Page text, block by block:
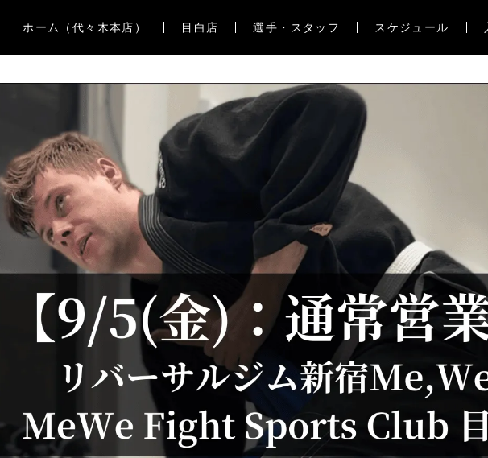
ホーム（代々木本店） 目白店 選手・スタッフ スケジュール